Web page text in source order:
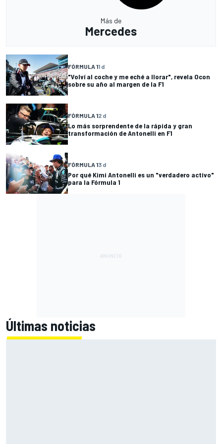
Más de
Mercedes
FÓRMULA 11 d
"Volví al coche y me eché a llorar", revela Ocon
sobre su año al margen de la F1
FÓRMULA 12 d
Lo más sorprendente de la rápida y gran
transformación de Antonelli en F1
FÓRMULA 13 d
Por qué Kimi Antonelli es un "verdadero activo"
para la Fórmula 1
Últimas noticias